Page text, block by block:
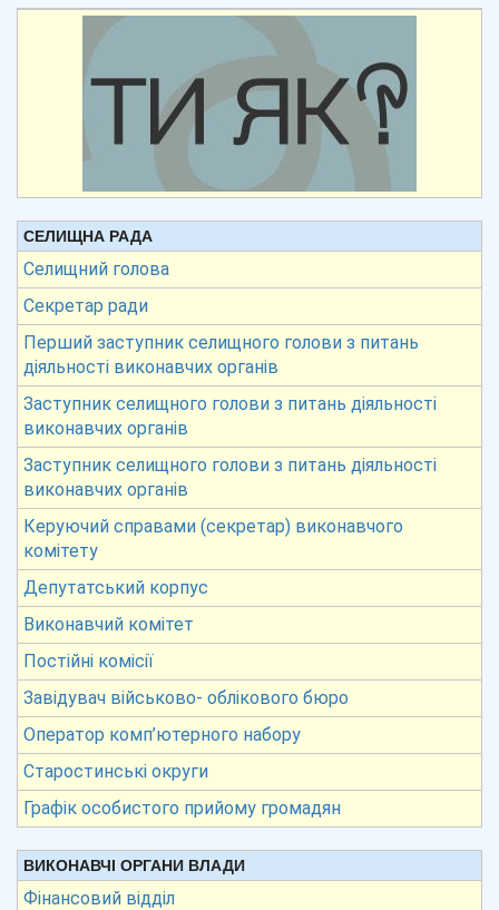
СЕЛИЩНА РАДА
Селищний голова
Секретар ради
Перший заступник селищного голови з питань
діяльності виконавчих органів
Заступник селищного голови з питань діяльності
виконавчих органів
Заступник селищного голови з питань діяльності
виконавчих органів
Керуючий справами (секретар) виконавчого
комітету
Депутатський корпус
Виконавчий комітет
Постійні комісії
Завідувач військово- облікового бюро
Оператор комп’ютерного набору
Старостинські округи
Графік особистого прийому громадян
ВИКОНАВЧІ ОРГАНИ ВЛАДИ
Фінансовий відділ